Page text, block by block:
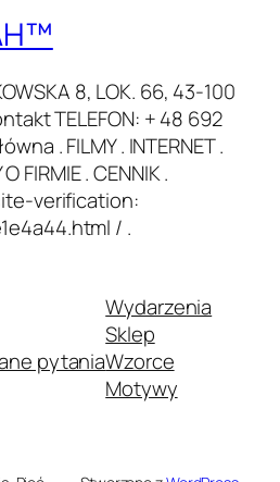
8, LOK. 66, 43-100
TELEFON: + 48 692
. FILMY . INTERNET .
FIRMIE . CENNIK .
verification:
/ .
pytania
Wydarzenia
Sklep
Wzorce
Motywy